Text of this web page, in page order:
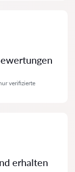
verifizierte
erhalten